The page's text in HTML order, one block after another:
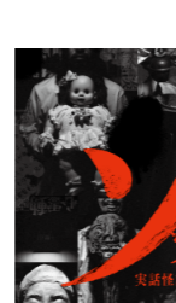
PARCOメンバーズ
JP